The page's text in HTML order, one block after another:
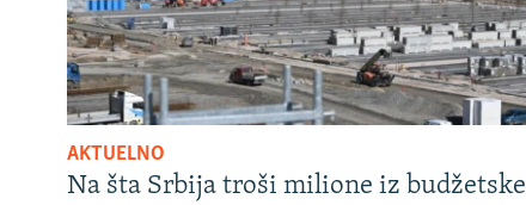
AKTUELNO
Na šta Srbija troši milione iz budžetske